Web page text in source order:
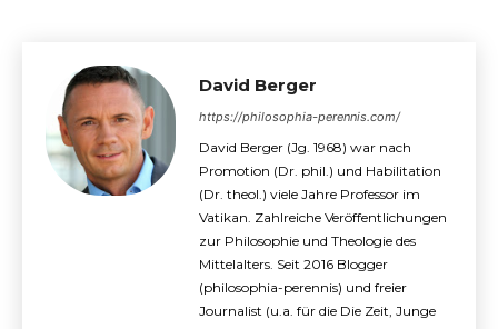
David Berger
https://philosophia-perennis.com/
David Berger (Jg. 1968) war nach
Promotion (Dr. phil.) und Habilitation
(Dr. theol.) viele Jahre Professor im
Vatikan. Zahlreiche Veröffentlichungen
zur Philosophie und Theologie des
Mittelalters. Seit 2016 Blogger
(philosophia-perennis) und freier
Journalist (u.a. für die Die Zeit, Junge